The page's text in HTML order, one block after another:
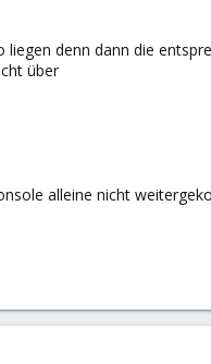
denn dann die
über
alleine nicht